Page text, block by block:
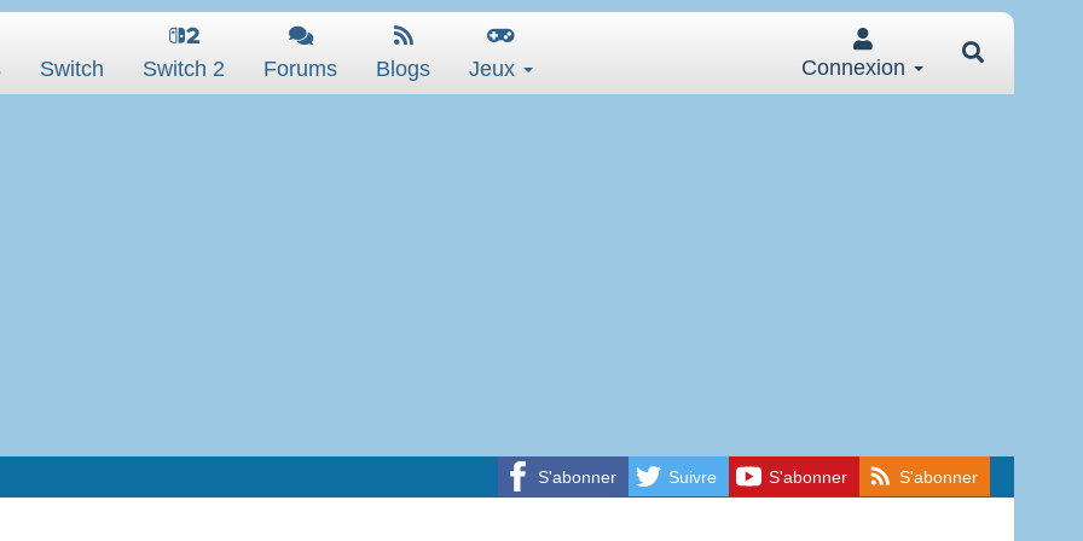
Switch Switch 2 Forums Blogs Jeux Connexion
S'abonner Suivre S'abonner S'abonner